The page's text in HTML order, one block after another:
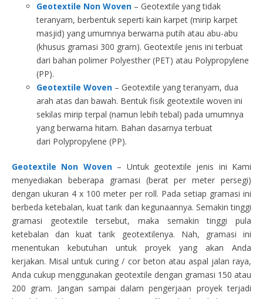
Geotextile Non Woven – Geotextile yang tidak
teranyam, berbentuk seperti kain karpet (mirip karpet
masjid) yang umumnya berwarna putih atau abu-abu
(khusus gramasi 300 gram). Geotextile jenis ini terbuat
dari bahan polimer Polyesther (PET) atau Polypropylene
(PP).
Geotextile Woven – Geotextile yang teranyam, dua
arah atas dan bawah. Bentuk fisik geotextile woven ini
sekilas mirip terpal (namun lebih tebal) pada umumnya
yang berwarna hitam. Bahan dasarnya terbuat
dari Polypropylene (PP).
Geotextile Non Woven– Untuk geotextile jenis ini Kami
menyediakan beberapa gramasi (berat per meter persegi)
dengan ukuran 4 x 100 meter per roll. Pada setiap gramasi ini
berbeda ketebalan, kuat tarik dan kegunaannya. Semakin tinggi
gramasi geotextile tersebut, maka semakin tinggi pula
ketebalan dan kuat tarik geotextilenya. Nah, gramasi ini
menentukan kebutuhan untuk proyek yang akan Anda
kerjakan. Misal untuk curing / cor beton atau aspal jalan raya,
Anda cukup menggunakan geotextile dengan gramasi 150 atau
200 gram. Jangan sampai dalam pengerjaan proyek terjadi